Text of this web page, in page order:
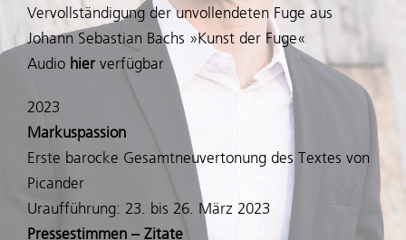
Audio
Video
Texte
Bilder
Vervollständigung der unvollendeten Fuge aus
Johann Sebastian Bachs »Kunst der Fuge«
Audio hierverfügbar
2023
Markuspassion
Erste barocke Gesamtneuvertonung des Textes von
Picander
Uraufführung: 23. bis 26. März 2023
Pressestimmen – Zitate